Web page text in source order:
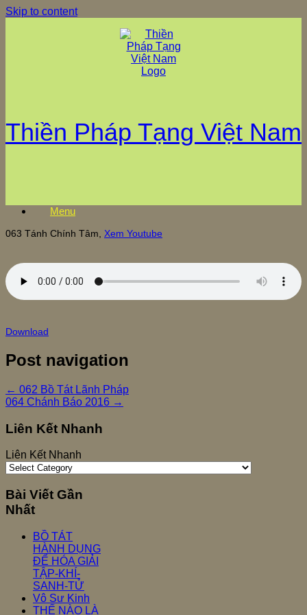
Skip to content
Thiền Pháp Tạng Việt Nam
Menu
063 Tánh Chính Tâm, Xem Youtube
Download
Post navigation
← 062 Bồ Tát Lãnh Pháp
064 Chánh Báo 2016 →
Liên Kết Nhanh
Liên Kết Nhanh
Bài Viết Gần
Nhất
BỒ TÁT
HÀNH DỤNG
ĐỂ HÓA GIẢI
TẬP-KHÍ-
SANH-TỬ
Vô Sư Kinh
THẾ NÀO LÀ